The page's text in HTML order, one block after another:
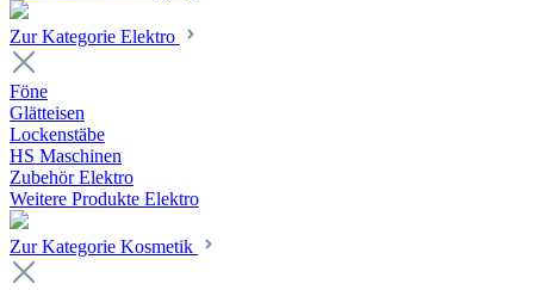
Zur Kategorie Elektro
Föne
Glätteisen
Lockenstäbe
HS Maschinen
Zubehör Elektro
Weitere Produkte Elektro
Zur Kategorie Kosmetik